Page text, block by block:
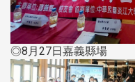
◎8月27日嘉義縣場